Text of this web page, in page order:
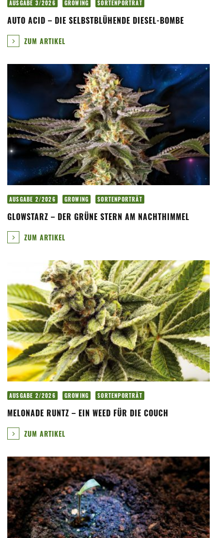
AUSGABE 3/2026 GROWING SORTENPORTRÄT
AUTO ACID – DIE SELBSTBLÜHENDE DIESEL-BOMBE
ZUM ARTIKEL
AUSGABE 2/2026 GROWING SORTENPORTRÄT
GLOWSTARZ – DER GRÜNE STERN AM NACHTHIMMEL
ZUM ARTIKEL
AUSGABE 2/2026 GROWING SORTENPORTRÄT
MELONADE RUNTZ – EIN WEED FÜR DIE COUCH
ZUM ARTIKEL